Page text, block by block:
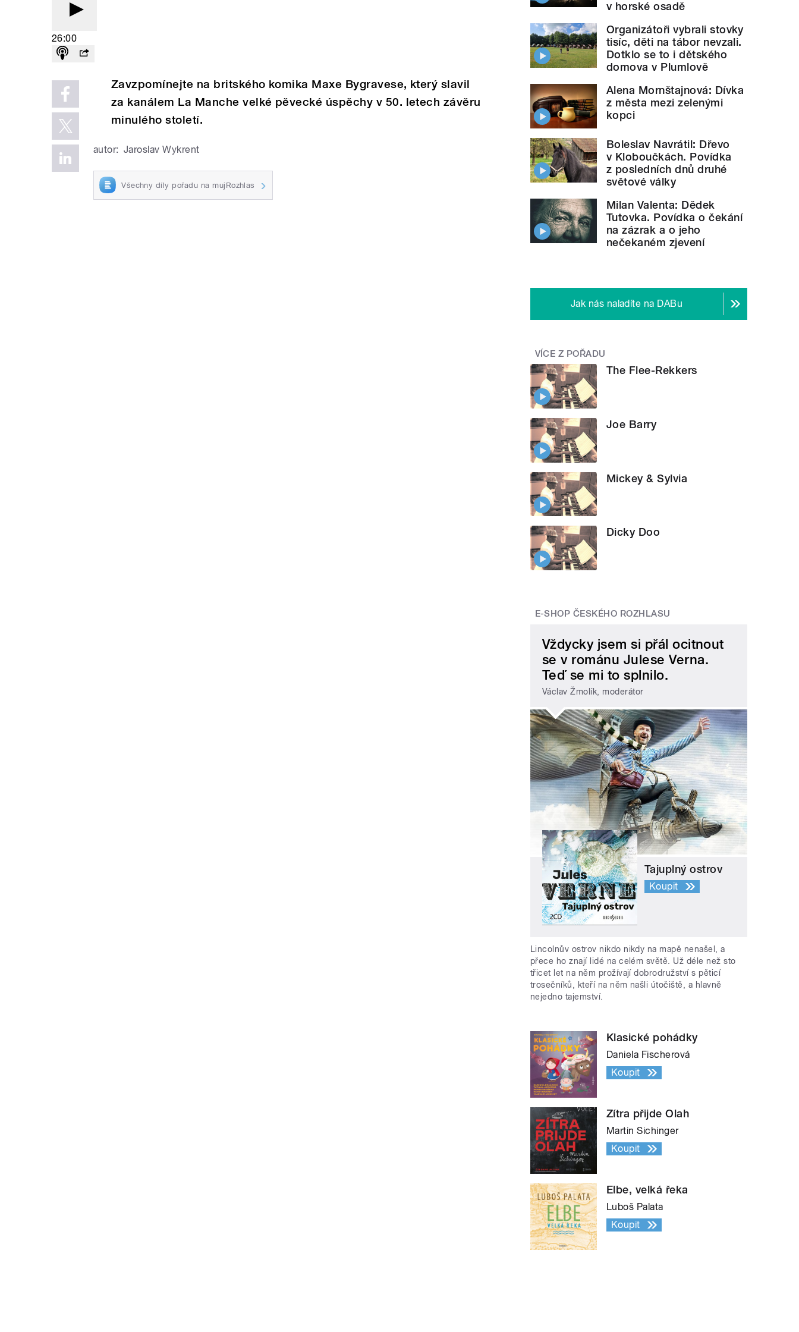
26:00
Zavzpomínejte na britského komika Maxe Bygravese, který slavil
za kanálem La Manche velké pěvecké úspěchy v 50. letech závěru
minulého století.
autor: Jaroslav Wykrent
Všechny díly pořadu na mujRozhlas
v horské osadě
Organizátoři vybrali stovky
tisíc, děti na tábor nevzali.
Dotklo se to i dětského
domova v Plumlově
Alena Mornštajnová: Dívka
z města mezi zelenými
kopci
Boleslav Navrátil: Dřevo
v Kloboučkách. Povídka
z posledních dnů druhé
světové války
Milan Valenta: Dědek
Tutovka. Povídka o čekání
na zázrak a o jeho
nečekaném zjevení
Jak nás naladíte na DABu
VÍCE Z POŘADU
The Flee-Rekkers
Joe Barry
Mickey & Sylvia
Dicky Doo
E-SHOP ČESKÉHO ROZHLASU
Vždycky jsem si přál ocitnout
se v románu Julese Verna.
Teď se mi to splnilo.
Václav Žmolík, moderátor
Tajuplný ostrov
Koupit
Lincolnův ostrov nikdo nikdy na mapě nenašel, a
přece ho znají lidé na celém světě. Už déle než sto
třicet let na něm prožívají dobrodružství s pěticí
trosečníků, kteří na něm našli útočiště, a hlavně
nejedno tajemství.
Klasické pohádky
Daniela Fischerová
Koupit
Zítra přijde Olah
Martin Sichinger
Koupit
Elbe, velká řeka
Luboš Palata
Koupit